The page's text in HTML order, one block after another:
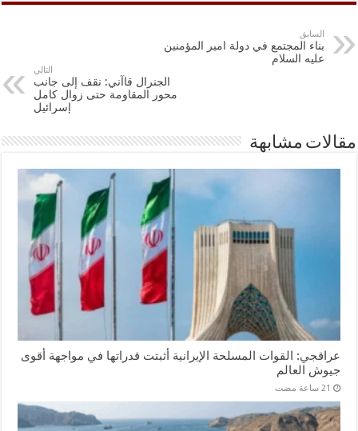
السابق
بناء المجتمع في دولة امير المؤمنين
عليه السلام
التالي
الجنرال قاآني: نقف إلى جانب
محور المقاومة حتى زوال كامل
إسرائيل
مقالات مشابهة
عراقجي: القوات المسلحة الإيرانية أثبتت قدراتها في مواجهة أقوى
جيوش العالم